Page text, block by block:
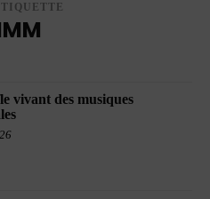
vivant des musiques